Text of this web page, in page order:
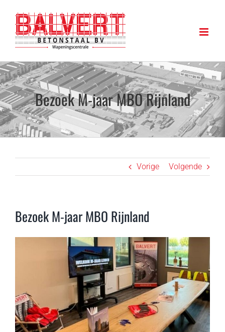
inhoud
Bezoek M-jaar MBO Rijnland
Vorige Volgende
Bezoek M-jaar MBO Rijnland